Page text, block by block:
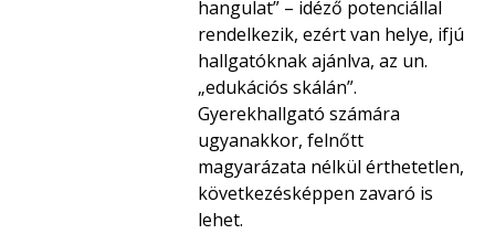
hangulat” – idéző potenciállal
rendelkezik, ezért van helye, ifjú
hallgatóknak ajánlva, az un.
„edukációs skálán”.
Gyerekhallgató számára
ugyanakkor, felnőtt
magyarázata nélkül érthetetlen,
következésképpen zavaró is
lehet.